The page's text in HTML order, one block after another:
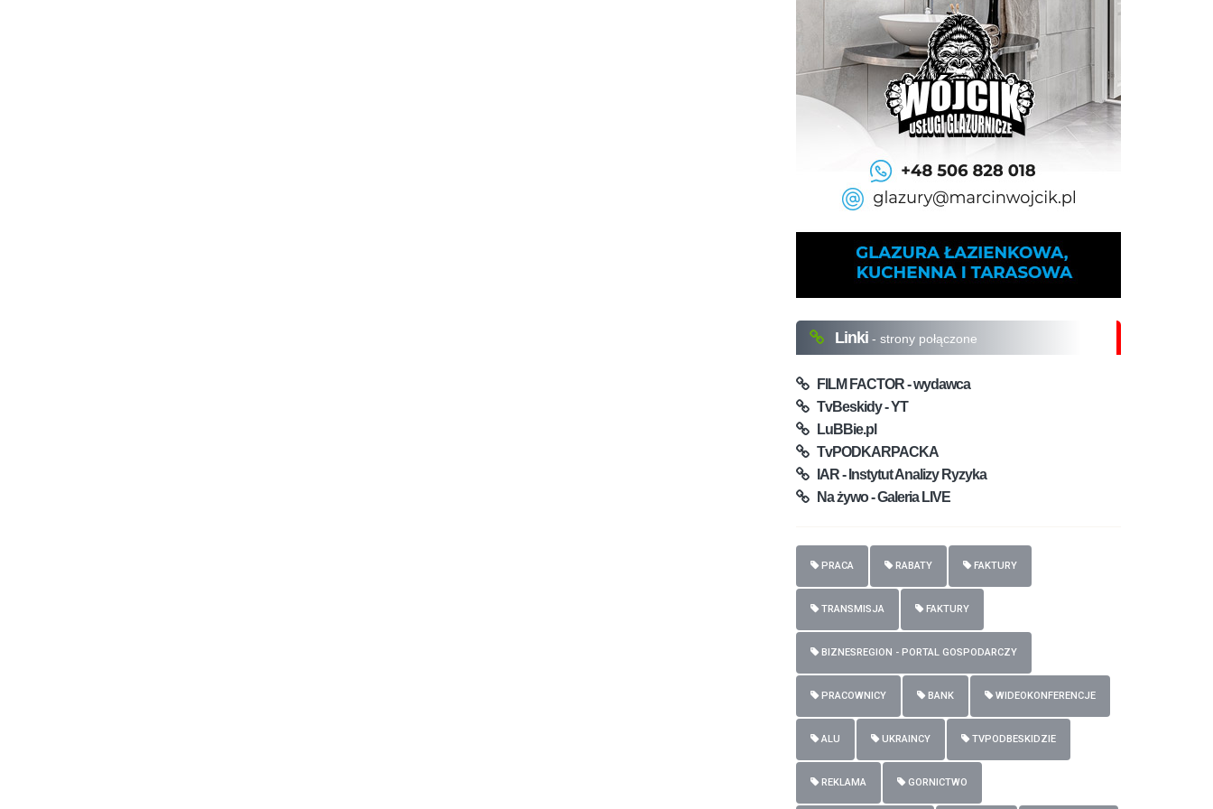
Linki - strony połączone
FILM FACTOR - wydawca
TvBeskidy - YT
LuBBie.pl
TvPODKARPACKA
IAR - Instytut Analizy Ryzyka
Na żywo - Galeria LIVE
PRACA RABATY FAKTURY
TRANSMISJA FAKTURY
BIZNESREGION - PORTAL GOSPODARCZY
PRACOWNICY BANK WIDEOKONFERENCJE
ALU UKRAINCY TVPODBESKIDZIE
REKLAMA GORNICTWO